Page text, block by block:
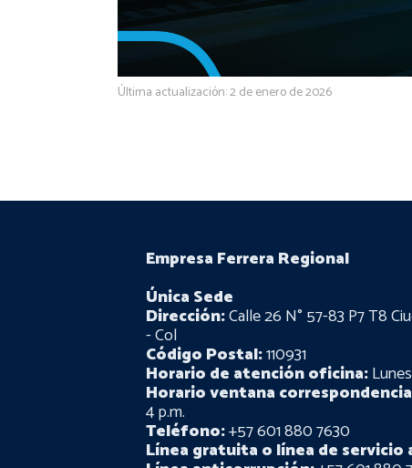
Última actualización: 2 de enero de 2026
Empresa Ferrera Regional
Única Sede
Dirección:Calle 26 N° 57-83 P7 T8
- Col
Código Postal:110931
Horario de atención oficina:Lunes
Horario ventana
4 p.m.
Teléfono:+57 601 880 7630
Línea gratuita o línea de servicio